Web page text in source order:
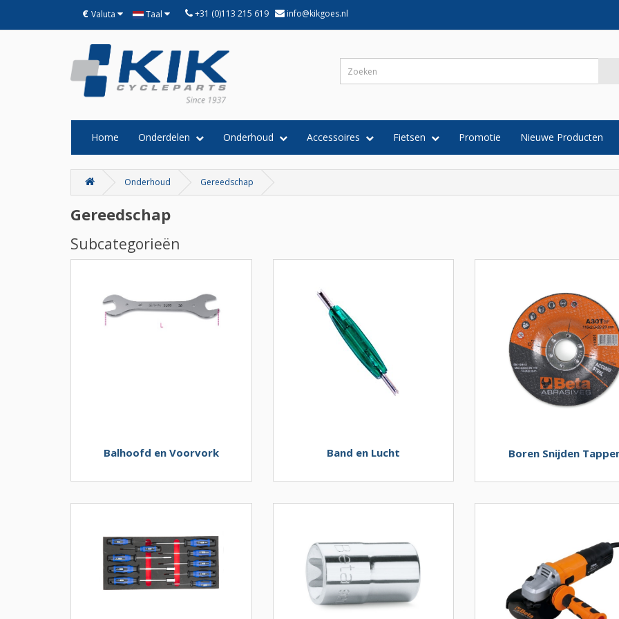
€ Valuta Taal +31 (0)113 215 619 info@kikgoes.nl
Home Onderdelen Onderhoud Accessoires Fietsen Promotie Nieuwe Producten
Onderhoud Gereedschap
Gereedschap
Subcategorieën
Balhoofd en Voorvork Band en Lucht Boren Snijden